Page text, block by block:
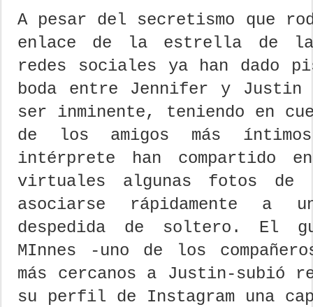
A pesar del secretismo que
enlace de la estrella de la
redes sociales ya han dado
boda entre Jennifer y Justin
ser inminente, teniendo en
de los amigos más
intérprete han compartido
virtuales algunas fotos de
asociarse rápidamente a
despedida de soltero. El
MInnes -uno de los
más cercanos a Justin-subió
su perfil de Instagram una